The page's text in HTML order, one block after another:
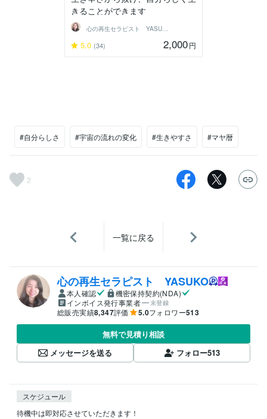
きることができます
心の再生セラピスト YASUKO
5.0 (34) 2,000円
#自分らしさ #宇宙の流れの変化 #生きやすさ #マヤ暦
2
一覧に戻る
心の再生セラピスト YASUKO
本人確認
機密保持契約(NDA)
インボイス発行事業者
未登録
総販売実績8,347評価 5.0フォロワー513
無料で見積り相談
メッセージを送る
フォロー513
スケジュール
待機中は即対応させていただきます！